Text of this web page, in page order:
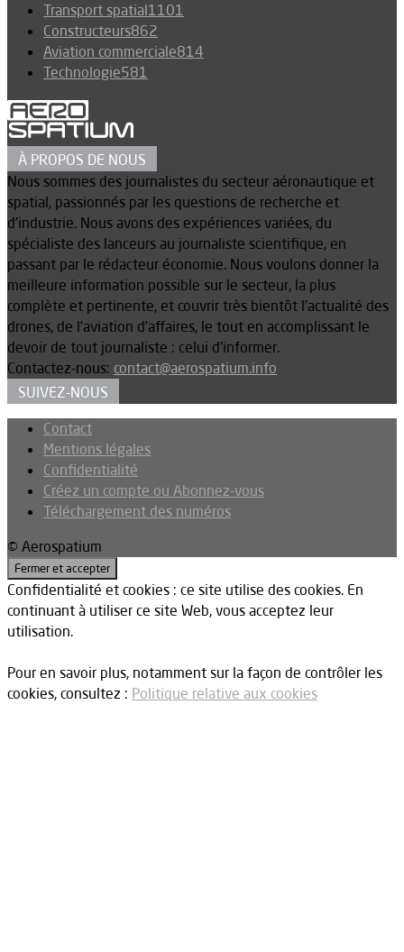
Transport spatial1101
Constructeurs862
Aviation commerciale814
Technologie581
À PROPOS DE NOUS
Nous sommes des journalistes du secteur aéronautique et
spatial, passionnés par les questions de recherche et
d’industrie. Nous avons des expériences variées, du
spécialiste des lanceurs au journaliste scientifique, en
passant par le rédacteur économie. Nous voulons donner la
meilleure information possible sur le secteur, la plus
complète et pertinente, et couvrir très bientôt l’actualité des
drones, de l’aviation d’affaires, le tout en accomplissant le
devoir de tout journaliste : celui d’informer.
Contactez-nous: contact@aerospatium.info
SUIVEZ-NOUS
Contact
Mentions légales
Confidentialité
Créez un compte ou Abonnez-vous
Téléchargement des numéros
© Aerospatium
Confidentialité et cookies : ce site utilise des cookies. En
continuant à utiliser ce site Web, vous acceptez leur
utilisation.
Pour en savoir plus, notamment sur la façon de contrôler les
cookies, consultez : Politique relative aux cookies